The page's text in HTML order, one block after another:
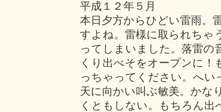
平成１２年５月
本日夕方からひどい雷雨。
すよね。雷様に取られちゃ
ってしまいました。落雷の
くり出べそをオープンに
っちゃってください。へ
天に向かい叫ぶ敏美。かな
くともしない。もちろん出